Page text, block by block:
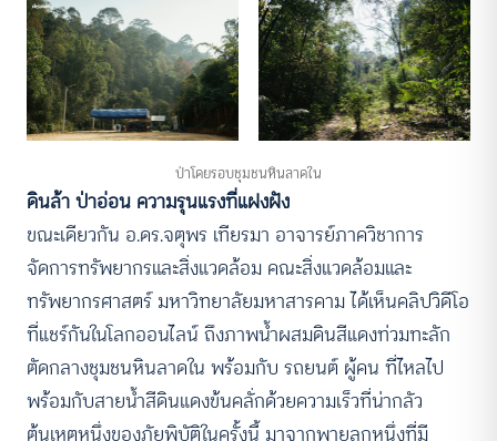
ป่าโดยรอบชุมชนหินลาดใน
ดินล้า ป่าอ่อน ความรุนแรงที่แฝงฝัง
ขณะเดียวกัน อ.ดร.จตุพร เทียรมา อาจารย์ภาควิชาการ
จัดการทรัพยากรและสิ่งแวดล้อม คณะสิ่งแวดล้อมและ
ทรัพยากรศาสตร์ มหาวิทยาลัยมหาสารคาม ได้เห็นคลิปวิดีโอ
ที่แชร์กันในโลกออนไลน์ ถึงภาพน้ำผสมดินสีแดงท่วมทะลัก
ตัดกลางชุมชนหินลาดใน พร้อมกับ รถยนต์ ผู้คน ที่ไหลไป
พร้อมกับสายน้ำสีดินแดงข้นคลั่กด้วยความเร็วที่น่ากลัว
ต้นเหตุหนึ่งของภัยพิบัติในครั้งนี้ มาจากพายุลูกหนึ่งที่มี